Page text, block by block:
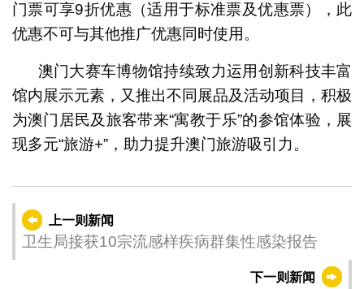
门票可享9折优惠（适用于标准票及优惠票），此
优惠不可与其他推广优惠同时使用。
澳门大赛车博物馆持续致力运用创新科技丰富
馆内展示元素，又推出不同展品及活动项目，积极
为澳门居民及旅客带来“寓教于乐”的参馆体验，展
现多元“旅游+”，助力提升澳门旅游吸引力。
上一则新闻
卫生局接获10宗流感样疾病群集性感染报告
下一则新闻